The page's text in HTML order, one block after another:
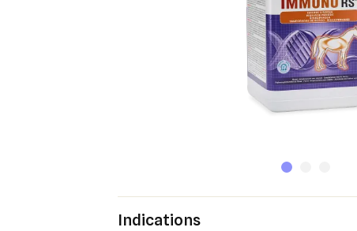
Indications